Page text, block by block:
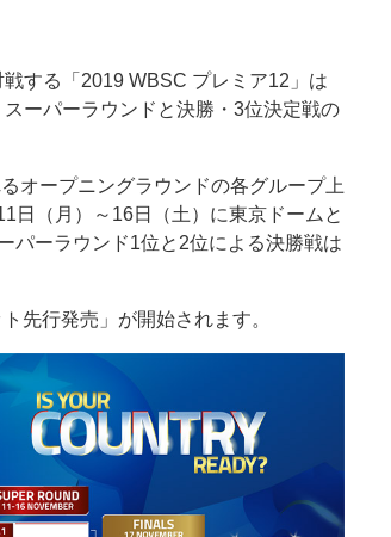
する「2019 WBSC プレミア12」は
ーパーラウンドと決勝・3位決定戦の
オープニングラウンドの各グループ上
日（月）～16日（土）に東京ドームと
パーラウンド1位と2位による決勝戦は
先行発売」が開始されます。